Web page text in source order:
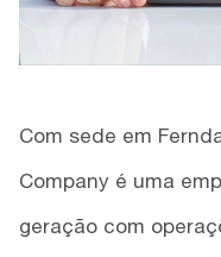
Com sede em
Company é uma
geração com